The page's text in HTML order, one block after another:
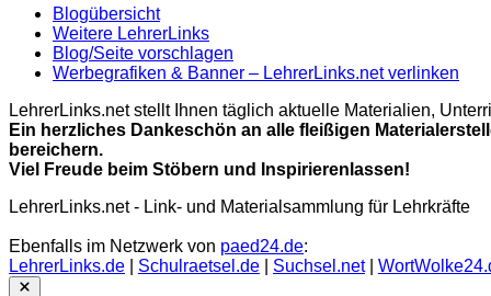
Blogübersicht
Weitere LehrerLinks
Blog/Seite vorschlagen
Werbegrafiken & Banner – LehrerLinks.net verlinken
LehrerLinks.net stellt Ihnen täglich aktuelle Materialien,
Ein herzliches Dankeschön an alle fleißigen
bereichern.
Viel Freude beim Stöbern und Inspirierenlassen!
LehrerLinks.net - Link- und Materialsammlung für Lehrkräfte
Ebenfalls im Netzwerk von paed24.de:
LehrerLinks.de
Schulraetsel.de Suchsel.net|
Close